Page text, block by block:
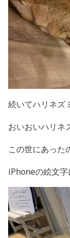
続いてハリネズ
おいおいハリネ
この世にあった
iPhoneの絵文